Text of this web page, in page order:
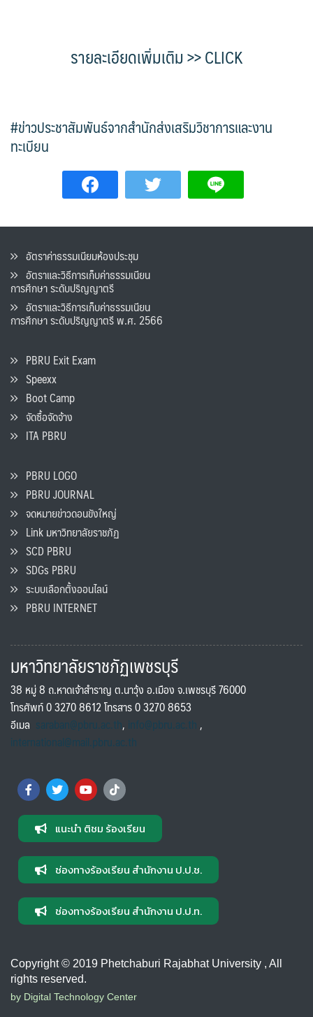
รายละเอียดเพิ่มเติม >> CLICK
#ข่าวประชาสัมพันธ์จากสำนักส่งเสริมวิชาการและงาน
ทะเบียน
อัตราค่าธรรมเนียมห้องประชุม
อัตราและวิธีการเก็บค่าธรรมเนียน
การศึกษา ระดับปริญญาตรี
อัตราและวิธีการเก็บค่าธรรมเนียน
การศึกษา ระดับปริญญาตรี พ.ศ. 2566
PBRU Exit Exam
Speexx
Boot Camp
จัดซื้อจัดจ้าง
ITA PBRU
PBRU LOGO
PBRU JOURNAL
จดหมายข่าวดอนขังใหญ่
Link มหาวิทยาลัยราชภัฏ
SCD PBRU
SDGs PBRU
ระบบเลือกตั้งออนไลน์
PBRU INTERNET
มหาวิทยาลัยราชภัฏเพชรบุรี
38 หมู่ 8 ถ.หาดเจ้าสำราญ ต.นาวุ้ง อ.เมือง จ.เพชรบุรี 76000
โทรศัพท์ 0 3270 8612 โทรสาร 0 3270 8653
อีเมล saraban@pbru.ac.th, info@pbru.ac.th,
international@mail.pbru.ac.th
แนะนำ ติชม ร้องเรียน
ช่องทางร้องเรียน สำนักงาน ป.ป.ช.
ช่องทางร้องเรียน สำนักงาน ป.ป.ท.
Copyright © 2019 Phetchaburi Rajabhat University , All
rights reserved.
by Digital Technology Center